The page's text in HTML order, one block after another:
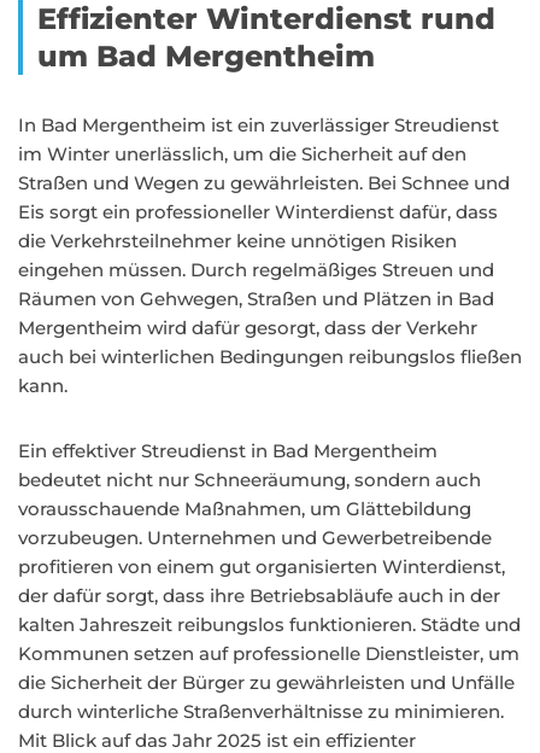
Effizienter Winterdienst rund
um Bad Mergentheim
In Bad Mergentheim ist ein zuverlässiger Streudienst
im Winter unerlässlich, um die Sicherheit auf den
Straßen und Wegen zu gewährleisten. Bei Schnee und
Eis sorgt ein professioneller Winterdienst dafür, dass
die Verkehrsteilnehmer keine unnötigen Risiken
eingehen müssen. Durch regelmäßiges Streuen und
Räumen von Gehwegen, Straßen und Plätzen in Bad
Mergentheim wird dafür gesorgt, dass der Verkehr
auch bei winterlichen Bedingungen reibungslos fließen
kann.
Ein effektiver Streudienst in Bad Mergentheim
bedeutet nicht nur Schneeräumung, sondern auch
vorausschauende Maßnahmen, um Glättebildung
vorzubeugen. Unternehmen und Gewerbetreibende
profitieren von einem gut organisierten Winterdienst,
der dafür sorgt, dass ihre Betriebsabläufe auch in der
kalten Jahreszeit reibungslos funktionieren. Städte und
Kommunen setzen auf professionelle Dienstleister, um
die Sicherheit der Bürger zu gewährleisten und Unfälle
durch winterliche Straßenverhältnisse zu minimieren.
Mit Blick auf das Jahr 2025 ist ein effizienter